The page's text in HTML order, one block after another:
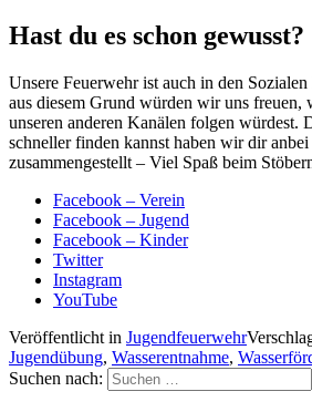
Hast du es schon gewusst?
Unsere Feuerwehr ist auch in den
aus diesem Grund würden wir uns freuen,
unseren anderen Kanälen folgen würdest.
schneller finden kannst haben wir dir
zusammengestellt – Viel Spaß beim
Facebook – Verein
Facebook – Jugend
Facebook – Kinder
Twitter
Instagram
YouTube
Veröffentlicht in Jugendfeuerwehr
Jugendübung, Wasserentnahme,
Suchen nach: